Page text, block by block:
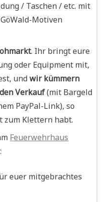
/ Taschen / etc. mit
Motiven
. Ihr bringt eure
oder Equipment mit,
undwir kümmern
Verkauf(mit Bargeld
PayPal-Link), so
zum Klettern habt.
Feuerwehrhaus
euer mitgebrachtes